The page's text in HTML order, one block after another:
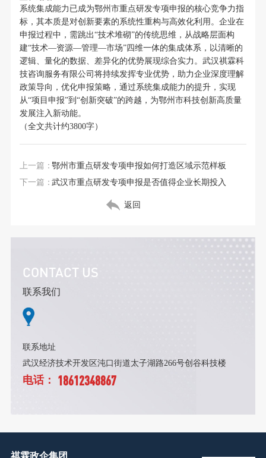
系统集成能力已成为鄂州市重点研发专项申报的核心竞争力指
标，其本质是对创新要素的系统性重构与高效化利用。企业在
申报过程中，需跳出“技术堆砌”的传统思维，从战略层面构
建“技术—资源—管理—市场”四维一体的集成体系，以清晰的
逻辑、量化的数据、差异化的优势展现综合实力。武汉祺霖科
技咨询服务有限公司将持续发挥专业优势，助力企业深度理解
政策导向，优化申报策略，通过系统集成能力的提升，实现
从“项目申报”到“创新突破”的跨越，为鄂州市科技创新高质量
发展注入新动能。
（全文共计约3800字）
上一篇：鄂州市重点研发专项申报如何打造区域示范样板
下一篇：武汉市重点研发专项申报是否值得企业长期投入
返回
CONTACT US
联系我们
联系地址
武汉经济技术开发区沌口街道太子湖路266号创谷科技楼
电话： 18612348867
祺霖政企集团